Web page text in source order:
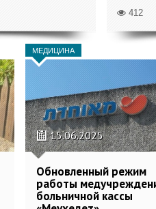
412
МЕДИЦИНА
15.06.2025
Обновленный режим
работы
больничной кассы